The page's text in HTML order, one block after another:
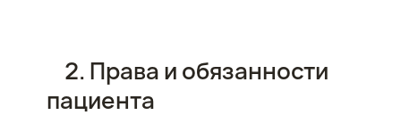
2. Права и обязанности
пациента